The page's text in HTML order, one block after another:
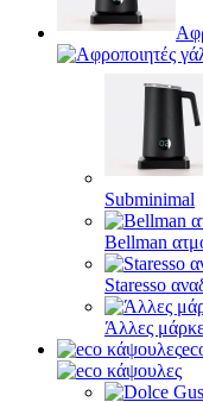
Subminimal
Bellman
Staresso
Άλλες